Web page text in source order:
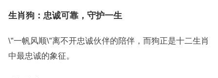
生肖狗：忠诚可靠，守护一生
\”一帆风顺\”离不开忠诚伙伴的陪伴，而狗正是十二生肖
中最忠诚的象征。